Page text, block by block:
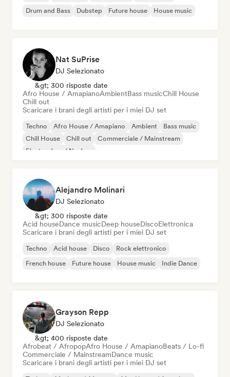
Drum and Bass
Dubstep Future house House music
Nat SuPrise
DJ Selezionato
&gt; 300 risposte date
Afro House / AmapianoAmbientBass musicChill House
Chill out
Scaricare i brani degli artisti per i miei DJ set
Techno Afro House / Amapiano Ambient
Bass music
Chill House
Chill out
Commerciale / Mainstream
Electro Jazz / Nu Jazz
Alejandro Molinari
DJ Selezionato
&gt; 300 risposte date
Acid houseDance musicDeep houseDiscoElettronica
Scaricare i brani degli artisti per i miei DJ set
Techno Acid house Disco
Rock elettronico
French house
Future house House music Indie Dance
Grayson Repp
DJ Selezionato
&gt; 400 risposte date
Afrobeat / AfropopAfro House / AmapianoBeats / Lo-fi
Commerciale / MainstreamDance music
Scaricare i brani degli artisti per i miei DJ set